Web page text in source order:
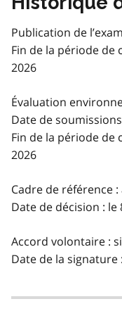
Publication de
Fin de la période
2026
Évaluation
Date de
Fin de la période de
2026
Cadre de référence
Date de décision : le
Accord volontaire :
Date de la signature